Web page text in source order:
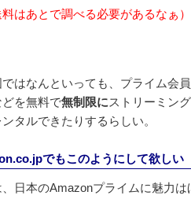
料はあとで調べる必要があるなぁ）
はなんといっても、プライム会
を無料で無制限にストリーミン
タルできたりするらしい。
でもこのようにして欲しい
日本のAmazonプライムに魅力